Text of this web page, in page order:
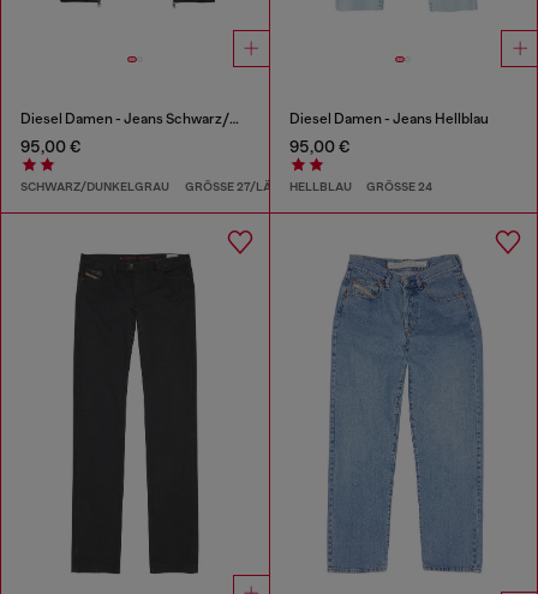
Diesel Damen - Jeans Schwarz/Dunkelgrau
95,00 €
SCHWARZ/DUNKELGRAU GRÖSSE 27/LÄNGE 32
Diesel Damen - Jeans Hellblau
95,00 €
HELLBLAU GRÖSSE 24